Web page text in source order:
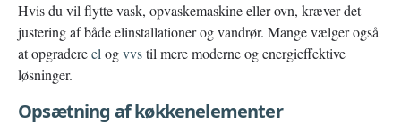
Hvis du vil flytte vask, opvaskemaskine eller ovn, kræver det
justering af både elinstallationer og vandrør. Mange vælger også
at opgradereel ogvvstil mere moderne og energieffektive
løsninger.
Opsætning af køkkenelementer